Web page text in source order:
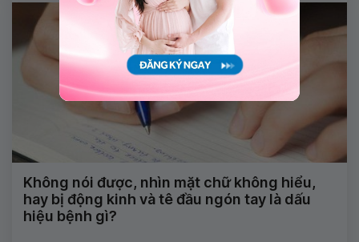
Không nói được, nhìn mặt chữ không hiểu,
hay bị động kinh và tê đầu ngón tay là dấu
hiệu bệnh gì?